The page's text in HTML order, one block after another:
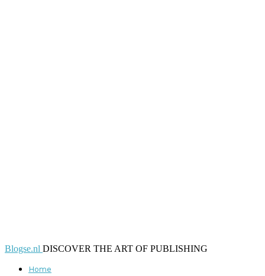
Blogse.nl DISCOVER THE ART OF PUBLISHING
Home